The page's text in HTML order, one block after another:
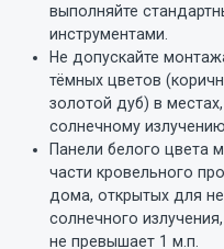
выполняйте
инструментами.
Не допускайте
тёмных цветов
золотой дуб) в
солнечному излучению.
Панели белого цвета
части кровельного
дома, открытых для
солнечного
не превышает 1 м.п.